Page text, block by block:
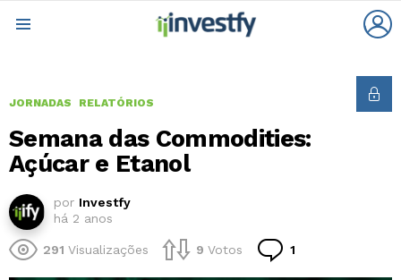
JORNADAS RELATÓRIOS
Semana das Commodities:
Açúcar e Etanol
por Investfy
há 2 anos
291 Visualizações 9 Votos 1